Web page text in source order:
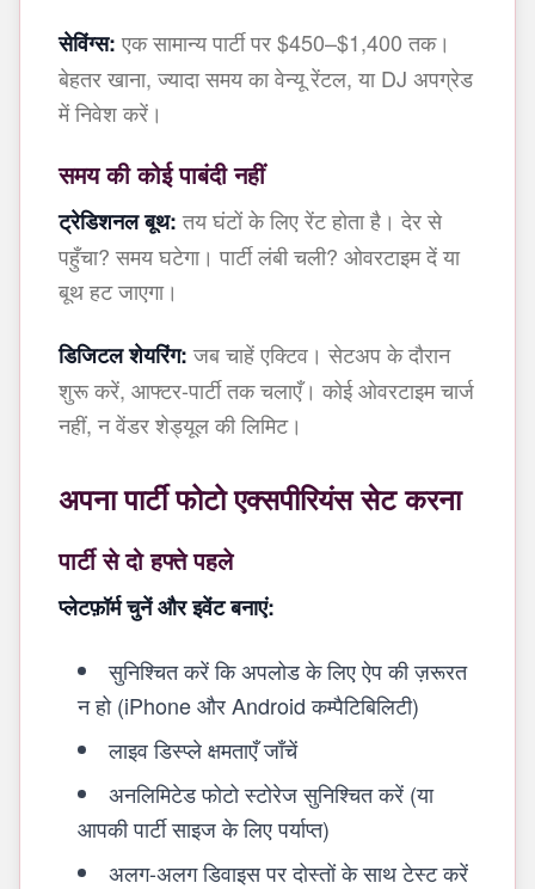
सेविंग्स:एक सामान्य पार्टी पर $450–$1,400 तक।
बेहतर खाना, ज्यादा समय का वेन्यू रेंटल, या DJ अपग्रेड
में निवेश करें।
समय की कोई पाबंदी नहीं
ट्रेडिशनल बूथ:तय घंटों के लिए रेंट होता है। देर से
पहुँचा? समय घटेगा। पार्टी लंबी चली? ओवरटाइम दें या
बूथ हट जाएगा।
डिजिटल शेयरिंग:जब चाहें एक्टिव। सेटअप के दौरान
शुरू करें, आफ्टर-पार्टी तक चलाएँ। कोई ओवरटाइम चार्ज
नहीं, न वेंडर शेड्यूल की लिमिट।
अपना पार्टी फोटो एक्सपीरियंस सेट करना
पार्टी से दो हफ्ते पहले
प्लेटफ़ॉर्म चुनें और इवेंट बनाएं:
सुनिश्चित करें कि अपलोड के लिए ऐप की ज़रूरत
न हो (iPhone और Android कम्पैटिबिलिटी)
लाइव डिस्प्ले क्षमताएँ जाँचें
अनलिमिटेड फोटो स्टोरेज सुनिश्चित करें (या
आपकी पार्टी साइज के लिए पर्याप्त)
अलग-अलग डिवाइस पर दोस्तों के साथ टेस्ट करें